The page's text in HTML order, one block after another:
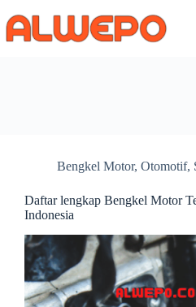
to
content
Bengkel Motor, Otomotif,
Daftar lengkap Bengkel Motor
Indonesia